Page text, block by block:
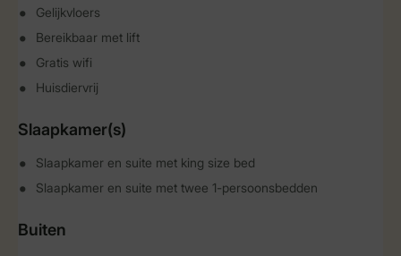
Gelijkvloers
Bereikbaar met lift
Gratis wifi
Huisdiervrij
Slaapkamer(s)
Slaapkamer en suite met king size bed
Slaapkamer en suite met twee 1-persoonsbedden
Buiten